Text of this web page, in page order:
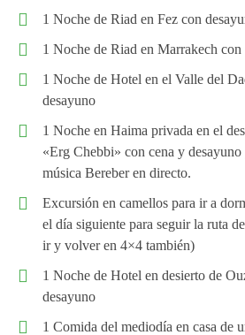
1 Noche de Riad en Fez con
1 Noche de Riad en Marrakech con
1 Noche de Hotel en el Valle del
desayuno
1 Noche en Haima privada en el
«Erg Chebbi» con cena y desayuno
música Bereber en directo.
Excursión en camellos para ir a
el día siguiente para seguir la ruta
ir y volver en 4×4 también)
1 Noche de Hotel en desierto de
desayuno
1 Comida del mediodía en casa de